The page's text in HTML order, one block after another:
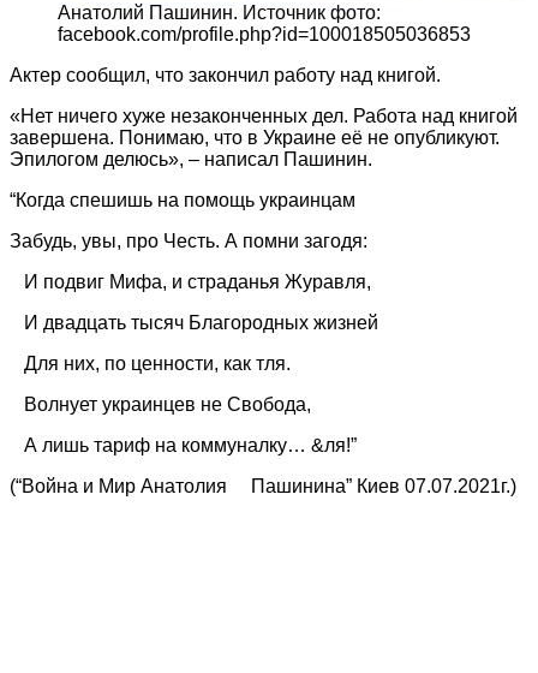
Анатолий Пашинин. Источник фото:
facebook.com/profile.php?id=100018505036853
Актер сообщил, что закончил работу над книгой.
«Нет ничего хуже незаконченных дел. Работа над книгой
завершена. Понимаю, что в Украине её не опубликуют.
Эпилогом делюсь», – написал Пашинин.
“Когда спешишь на помощь украинцам
Забудь, увы, про Честь. А помни загодя:
И подвиг Мифа, и страданья Журавля,
И двадцать тысяч Благородных жизней
Для них, по ценности, как тля.
Волнует украинцев не Свобода,
А лишь тариф на коммуналку… &ля!”
(“Война и Мир Анатолия Пашинина” Киев 07.07.2021г.)